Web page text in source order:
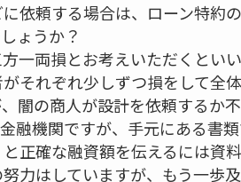
依頼する場合は、ローン特約
ょうか？
一両損とお考えいただくとい
それぞれ少しずつ損をして全
闇の商人が設計を依頼するか
融機関ですが、手元にある書
と正確な融資額を伝えるには資
力はしていますが、もう一歩